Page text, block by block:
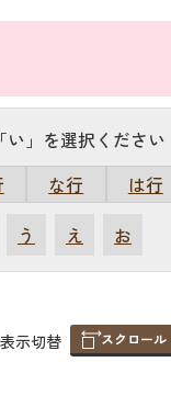
い」を選択ください
な行 は行
う え お
表
表示切替 スクロール